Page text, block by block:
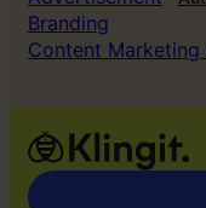
Branding
Content Marketing